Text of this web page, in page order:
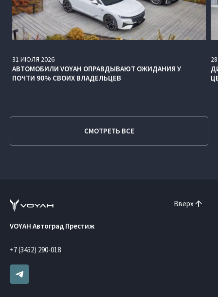
31 ИЮЛЯ 2026
АВТОМОБИЛИ VOYAH ОПРАВДЫВАЮТ ОЖИДАНИЯ У
ПОЧТИ 90% СВОИХ ВЛАДЕЛЬЦЕВ
28
СМОТРЕТЬ ВСЕ
Вверх
VOYAH Автоград Престиж
+7 (3452) 290-018